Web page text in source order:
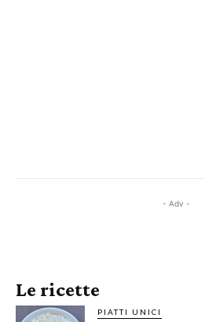
- Adv -
Le ricette
PIATTI UNICI